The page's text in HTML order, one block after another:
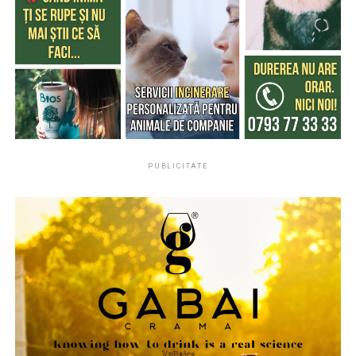
Ingrediente precum smochina, laptele de cocos sau
lemnul de santal creează parfumuri solare, relaxate și
confortabile, perfecte pentru serile de vară.
De ce parfumul miroase diferit vara?
Căldura intensifică evaporarea parfumului și poate
modifica felul în care acesta este perceput. De aceea,
Parfumurile echilibrate, construite pe contraste între
prospețime și note de bază persistente, tind să evolueze
mai armonios pe piele în sezonul cald.
Două parfumuri inspirate de vară și de parfumeria
de nișă
Pornind de la această tendință, Oriflame completează
PUBLICITATE